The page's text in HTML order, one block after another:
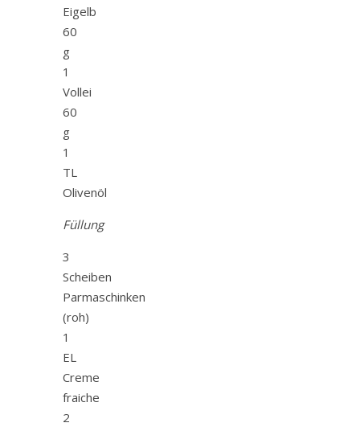
Eigelb
60
g
1
Vollei
60
g
1
TL
Olivenöl
Füllung
3
Scheiben
Parmaschinken
(roh)
1
EL
Creme
fraiche
2